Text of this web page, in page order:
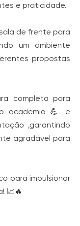
e praticidade.
de frente para
um ambiente
propostas
completa para
academia 💪 e
,garantindo
agradável para
para impulsionar
📈🔥